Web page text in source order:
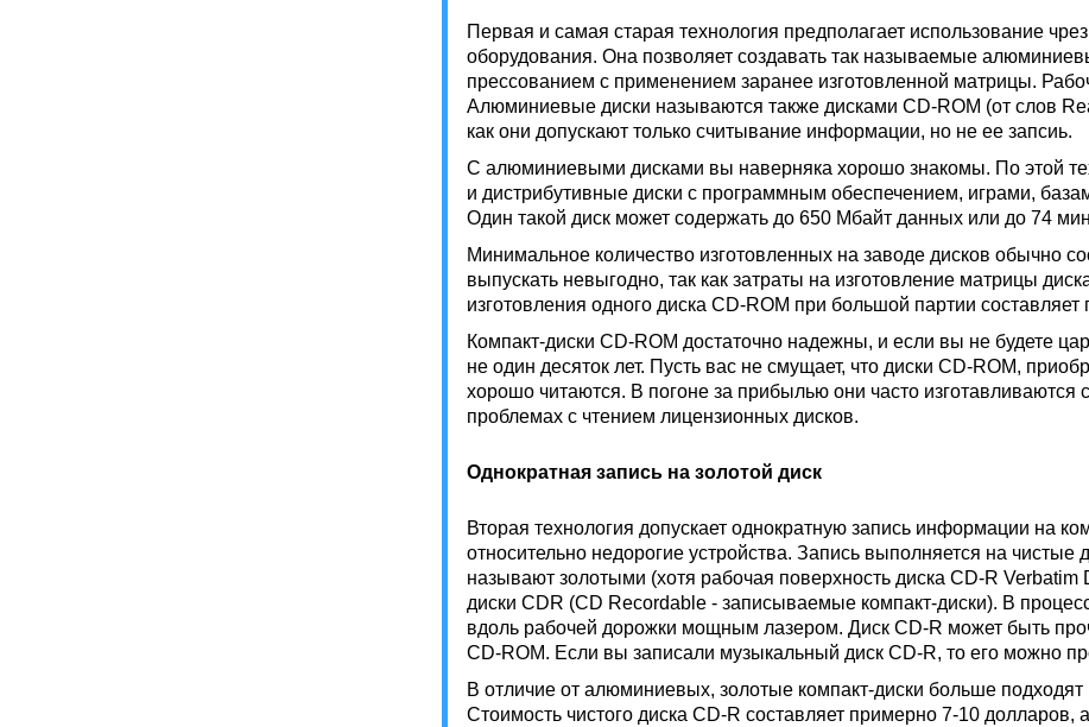
Первая и самая старая технология предполагает использование
оборудования. Она позволяет создавать так называемые
прессованием с применением заранее изготовленной матрицы.
Алюминиевые диски называются также дисками CD-ROM (от слов
как они допускают только считывание информации, но не ее запсиь.
С алюминиевыми дисками вы наверняка хорошо знакомы. По этой
и дистрибутивные диски с программным обеспечением, играми,
Один такой диск может содержать до 650 Мбайт данных или до 74
Минимальное количество изготовленных на заводе дисков обычно
выпускать невыгодно, так как затраты на изготовление матрицы
изготовления одного диска CD-ROM при большой партии
Компакт-диски CD-ROM достаточно надежны, и если вы не будете
не один десяток лет. Пусть вас не смущает, что диски CD-ROM,
хорошо читаются. В погоне за прибылью они часто
проблемах с чтением лицензионных дисков.
Однократная запись на золотой диск
Вторая технология допускает однократную запись информации на
относительно недорогие устройства. Запись выполняется на чистые
называют золотыми (хотя рабочая поверхность диска CD-R Verbatim
диски CD­R (CD Recordable - записываемые компакт-диски). В
вдоль рабочей дорожки мощным лазером. Диск CD-R может быть
CD-ROM. Если вы записали музыкальный диск CD-R, то его можно
В отличие от алюминиевых, золотые компакт-диски больше подходят
Стоимость чистого диска CD-R составляет примерно 7-10 долларов,